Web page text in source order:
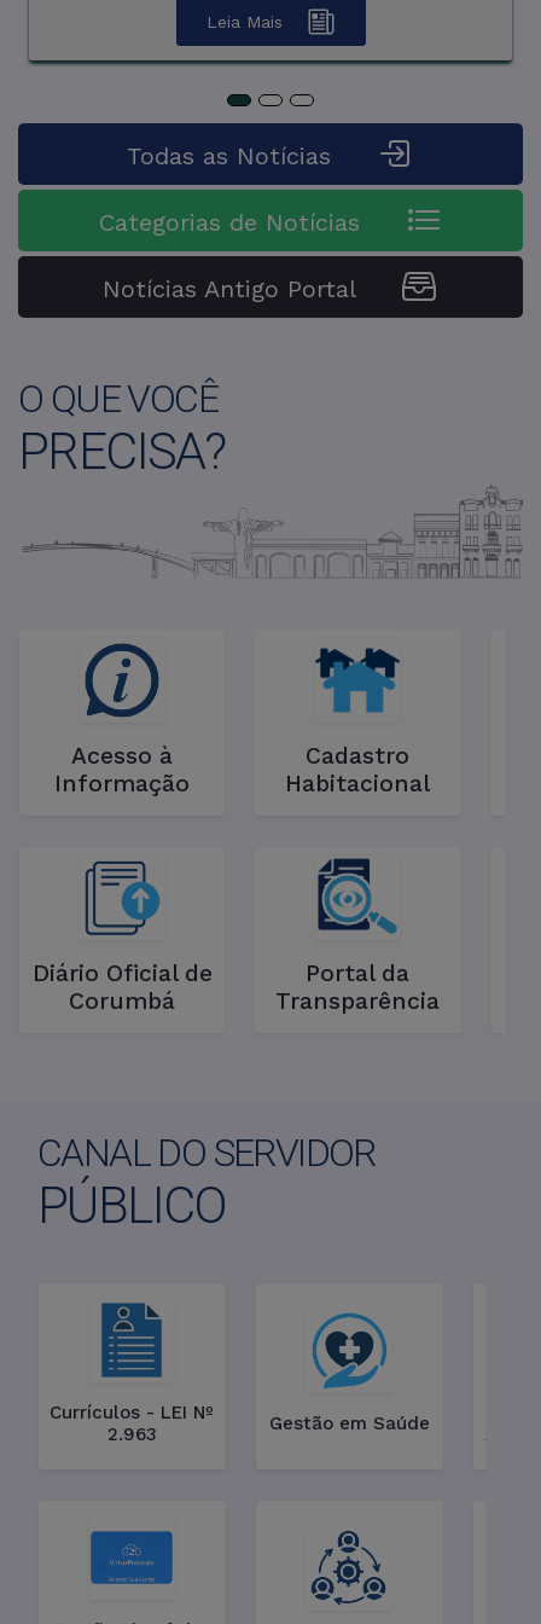
Leia Mais
Leia Mais
Todas as Notícias
Categorias de Notícias
Notícias Antigo Portal
O QUE VOCÊ
PRECISA?
Acesso à
Informação
Diário Oficial de
Corumbá
Cadastro
Habitacional
Portal da
Transparência
CANAL DO SERVIDOR
PÚBLICO
Currículos - LEI Nº
2.963
Gestão em Saúde